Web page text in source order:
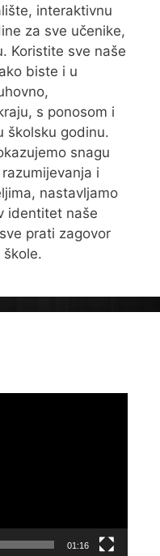
interaktivnu
za sve učenike,
Koristite sve naše
biste i u
s ponosom i
školsku godinu.
snagu
i
nastavljamo
identitet naše
prati zagovor
škole.
01:16